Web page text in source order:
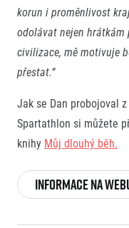
©
korun i proměnlivost
odolávat nejen hrátkám
civilizace, mě motivuje
přestat.“
Jak se Dan probojoval
Spartathlon si můžete
knihy Můj dlouhý běh.
Informace na